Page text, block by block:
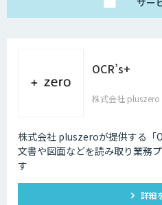
OCR’s+
株式会社 pluszero
株式会社 pluszeroが提供する「
文書や図面などを読み取り業務
す
詳細